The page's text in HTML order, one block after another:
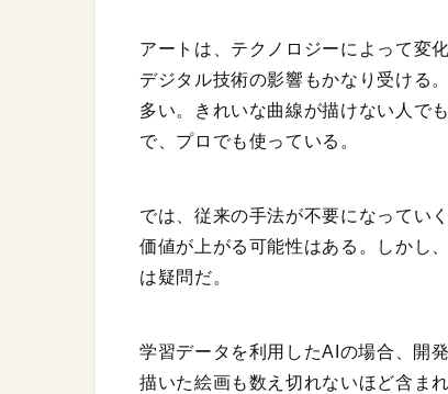
アートは、テクノロジーによって変
デジタル技術の影響もかなり受ける
多い。きれいな曲線が描けない人で
で、プロでも使っている。
では、従来の手法が不要になってい
価値が上がる可能性はある。しかし
は疑問だ。
学習データを利用したAIの場合、開
描いた絵画も数え切れないほど含ま